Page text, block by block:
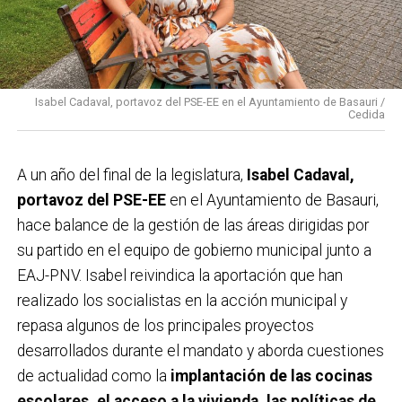
Isabel Cadaval, portavoz del PSE-EE en el Ayuntamiento de Basauri /
Cedida
A un año del final de la legislatura, Isabel Cadaval,
portavoz del PSE-EEen el Ayuntamiento de Basauri,
hace balance de la gestión de las áreas dirigidas por
su partido en el equipo de gobierno municipal junto a
EAJ-PNV. Isabel reivindica la aportación que han
realizado los socialistas en la acción municipal y
repasa algunos de los principales proyectos
desarrollados durante el mandato y aborda cuestiones
de actualidad como la implantación de las cocinas